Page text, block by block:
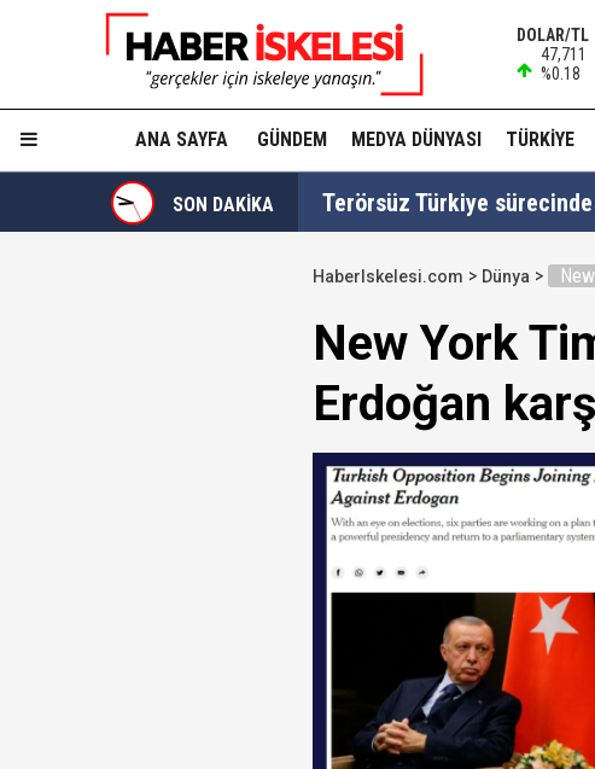
DOLAR/TL
47,711
%0.18
ANA SAYFA GÜNDEM MEDYA DÜNYASI TÜRKIYE
SON DAKİKA Terörsüz Türkiye
TGRT Ankara Temsilcisi
yapmadım' dedi..."
Fatma Kaplan Hürriyet
Ülkü Hilal Çiftçi'nin annesi
HaberIskelesi.com Dünya
New York
Erdoğan